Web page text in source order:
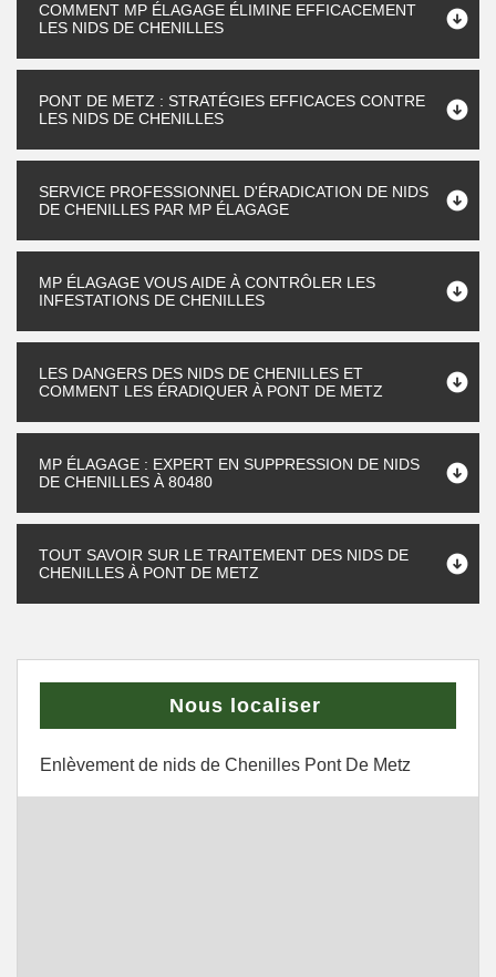
COMMENT MP ÉLAGAGE ÉLIMINE EFFICACEMENT
LES NIDS DE CHENILLES
PONT DE METZ : STRATÉGIES EFFICACES CONTRE
LES NIDS DE CHENILLES
SERVICE PROFESSIONNEL D'ÉRADICATION DE NIDS
DE CHENILLES PAR MP ÉLAGAGE
MP ÉLAGAGE VOUS AIDE À CONTRÔLER LES
INFESTATIONS DE CHENILLES
LES DANGERS DES NIDS DE CHENILLES ET
COMMENT LES ÉRADIQUER À PONT DE METZ
MP ÉLAGAGE : EXPERT EN SUPPRESSION DE NIDS
DE CHENILLES À 80480
TOUT SAVOIR SUR LE TRAITEMENT DES NIDS DE
CHENILLES À PONT DE METZ
Nous localiser
Enlèvement de nids de Chenilles Pont De Metz